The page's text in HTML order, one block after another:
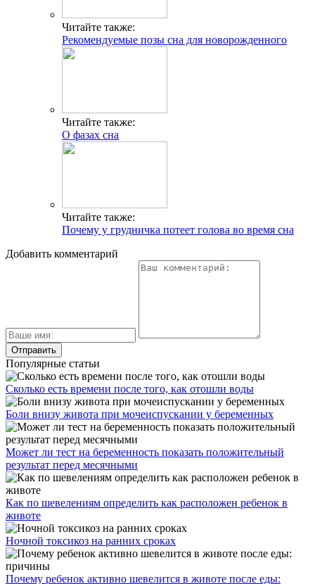
Читайте также:
Рекомендуемые позы сна для новорожденного
Читайте также:
О фазах сна
Читайте также:
Почему у грудничка потеет голова во время сна
Добавить комментарий
Популярные статьи
Сколько есть времени после того, как отошли воды
Боли внизу живота при мочеиспускании у беременных
Может ли тест на беременность показать положительный
результат перед месячными
Как по шевелениям определить как расположен ребенок в
животе
Ночной токсикоз на ранних сроках
Почему ребенок активно шевелится в животе после еды: